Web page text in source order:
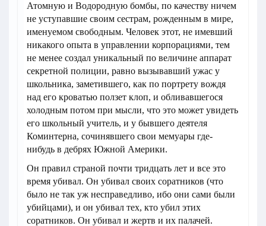
Атомную и Водородную бомбы, по качеству ничем
не уступавшие своим сестрам, рожденным в мире,
именуемом свободным. Человек этот, не имевший
никакого опыта в управлении корпорациями, тем
не менее создал уникальный по величине аппарат
секретной полиции, равно вызывавший ужас у
школьника, заметившего, как по портрету вождя
над его кроватью ползет клоп, и обливавшегося
холодным потом при мысли, что это может увидеть
его школьный учитель, и у бывшего деятеля
Коминтерна, сочинявшего свои мемуары где-
нибудь в дебрях Южной Америки.
Он правил страной почти тридцать лет и все это
время убивал. Он убивал своих соратников (что
было не так уж несправедливо, ибо они сами были
убийцами), и он убивал тех, кто убил этих
соратников. Он убивал и жертв и их палачей.